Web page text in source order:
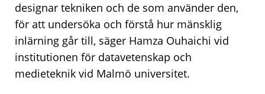
designar tekniken och de som använder den,
för att undersöka och förstå hur mänsklig
inlärning går till, säger Hamza Ouhaichi vid
institutionen för datavetenskap och
medieteknik vid Malmö universitet.